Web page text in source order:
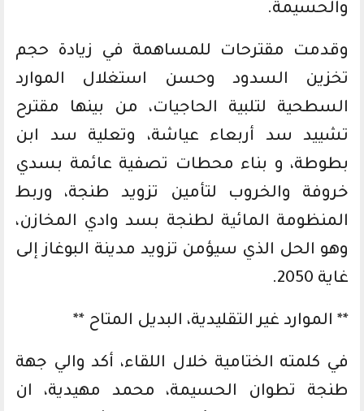
والحسيمة.
وقدمت مقترحات للمساهمة في زيادة حجم
تخزين السدود وحسن استغلال الموارد
السطحية لتلبية الحاجيات، من بينها مقترح
تشييد سد أربعاء عياشة، وتعلية سد ابن
بطوطة، و بناء محطات تصفية عائمة بسدي
خروفة والخروب لتأمين تزويد طنجة، وربط
المنظومة المائية لطنجة بسد وادي المخازن،
وهو الحل الذي سيؤمن تزويد مدينة البوغاز إلى
غاية 2050.
** الموارد غير التقليدية، البديل المتاح **
في كلمته الختامية خلال اللقاء، أكد والي جهة
طنجة تطوان الحسيمة، محمد مهيدية، ان